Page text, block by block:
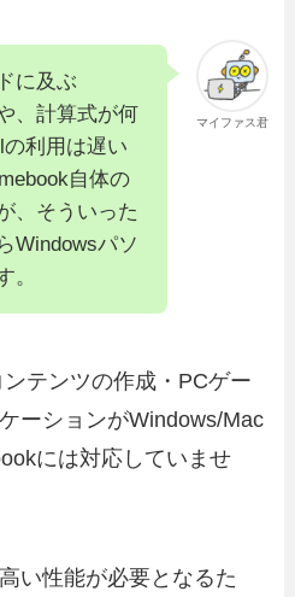
マイファス君
に及ぶ
、計算式が何
利用は遅い
自体の
、そういった
Windowsパソ
。
テンツの作成・PCゲー
ーションがWindows/Mac
には対応していませ
い性能が必要となるた